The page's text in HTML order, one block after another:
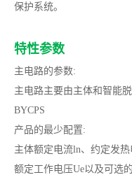
保护系统。
特性参数
主电路的参数:
主电路主要由主体和智能
BYCPS
产品的最少配置:
主体额定电流ln、约定发
额定工作电压Ue以及可选